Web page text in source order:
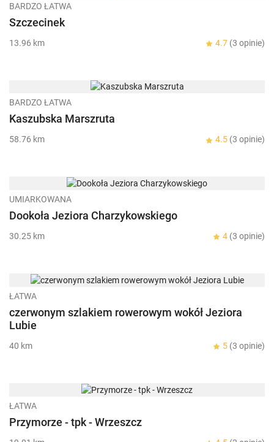
BARDZO ŁATWA
Szczecinek
13.96 km 4.7 (3 opinie)
BARDZO ŁATWA
Kaszubska Marszruta
58.76 km 4.5 (3 opinie)
UMIARKOWANA
Dookoła Jeziora Charzykowskiego
30.25 km 4 (3 opinie)
ŁATWA
czerwonym szlakiem rowerowym wokół Jeziora
Lubie
40 km 5 (3 opinie)
ŁATWA
Przymorze - tpk - Wrzeszcz